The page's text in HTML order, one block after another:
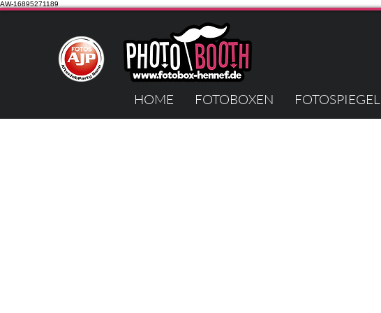
AW-16895271189
HOME FOTOBOXEN FOTOSPIEGEL